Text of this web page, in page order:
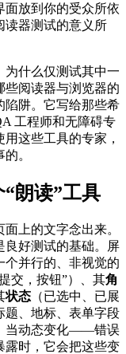
面放到你的受众所依
器测试的意义所
为什么仅测试其中一
些阅读器与浏览器的
陷阱。它写给那些希
工程师和无障碍专
这些工具的专家，
。
朗读”工具
上的文字念出来。
良好测试的基础。屏
个并行的、非视觉的
交，按钮”）、其角
状态 （已选中、已展
题、地标、表单字段
当动态变化——错误
时，它会把这些变